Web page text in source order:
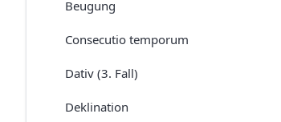
Beugung
Consecutio temporum
Dativ (3. Fall)
Deklination